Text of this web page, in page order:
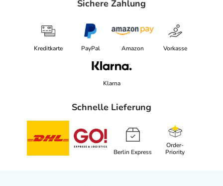
Sichere Zahlung
Kreditkarte PayPal Amazon Vorkasse
Klarna
Schnelle Lieferung
Berlin Express
Order-
Priority